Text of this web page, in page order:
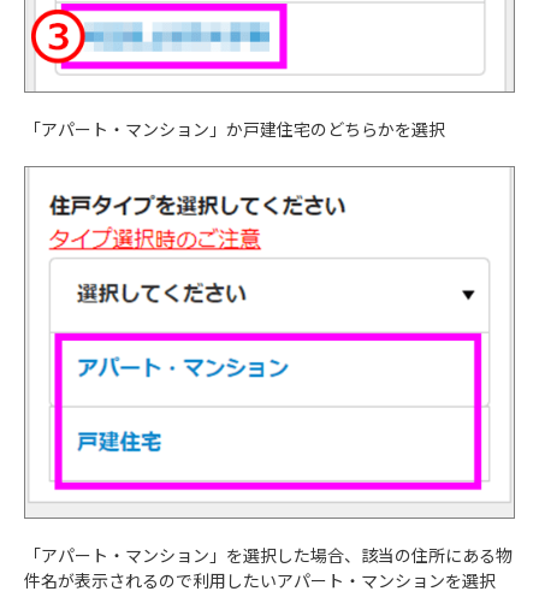
「アパート・マンション」か戸建住宅のどちらかを選択
「アパート・マンション」を選択した場合、該当の住所にある物
件名が表示されるので利用したいアパート・マンションを選択